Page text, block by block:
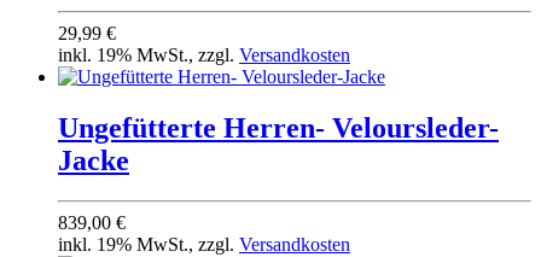
29,99 €
inkl. 19% MwSt., zzgl. Versandkosten
Ungefütterte Herren- Veloursleder-
Jacke
839,00 €
inkl. 19% MwSt., zzgl. Versandkosten